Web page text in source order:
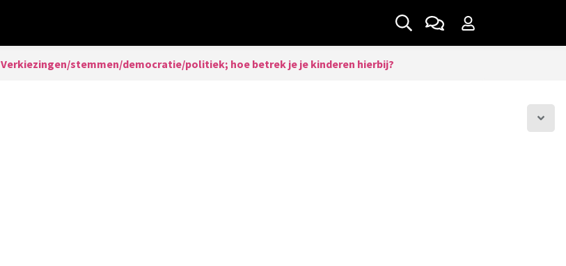
Verkiezingen/stemmen/democratie/politiek; hoe betrek je je kinderen hierbij?